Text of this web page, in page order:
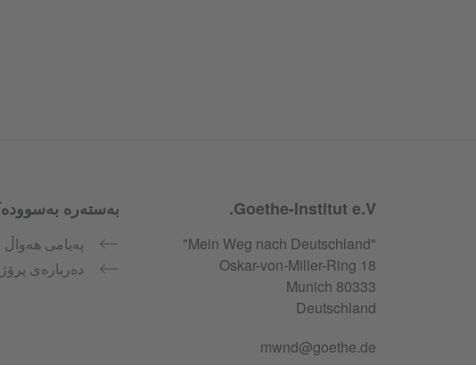
Service- und Informationsbereich
Goethe-Institut e.V.
"Mein Weg nach Deutschland"
Oskar-von-Miller-Ring 18
80333 Munich
Deutschland
mwnd@goethe.de
بەستەرە
پەیامی هەواڵ
دەربارەی